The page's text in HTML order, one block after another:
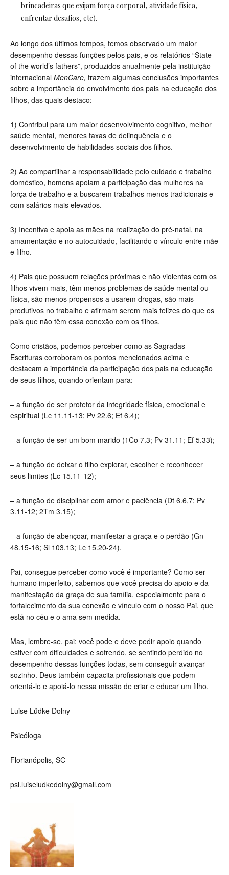
brincadeiras que exijam força corporal, atividade física,
enfrentar desafios, etc).
Ao longo dos últimos tempos, temos observado um maior
desempenho dessas funções pelos pais, e os relatórios “State
of the world’s fathers”, produzidos anualmente pela instituição
internacional MenCare, trazem algumas conclusões importantes
sobre a importância do envolvimento dos pais na educação dos
filhos, das quais destaco:
1) Contribui para um maior desenvolvimento cognitivo, melhor
saúde mental, menores taxas de delinquência e o
desenvolvimento de habilidades sociais dos filhos.
2) Ao compartilhar a responsabilidade pelo cuidado e trabalho
doméstico, homens apoiam a participação das mulheres na
força de trabalho e a buscarem trabalhos menos tradicionais e
com salários mais elevados.
3) Incentiva e apoia as mães na realização do pré-natal, na
amamentação e no autocuidado, facilitando o vínculo entre mãe
e filho.
4) Pais que possuem relações próximas e não violentas com os
filhos vivem mais, têm menos problemas de saúde mental ou
física, são menos propensos a usarem drogas, são mais
produtivos no trabalho e afirmam serem mais felizes do que os
pais que não têm essa conexão com os filhos.
Como cristãos, podemos perceber como as Sagradas
Escrituras corroboram os pontos mencionados acima e
destacam a importância da participação dos pais na educação
de seus filhos, quando orientam para:
– a função de ser protetor da integridade física, emocional e
espiritual (Lc 11.11-13; Pv 22.6; Ef 6.4);
– a função de ser um bom marido (1Co 7.3; Pv 31.11; Ef 5.33);
– a função de deixar o filho explorar, escolher e reconhecer
seus limites (Lc 15.11-12);
– a função de disciplinar com amor e paciência (Dt 6.6,7; Pv
3.11-12; 2Tm 3.15);
– a função de abençoar, manifestar a graça e o perdão (Gn
48.15-16; Sl 103.13; Lc 15.20-24).
Pai, consegue perceber como você é importante? Como ser
humano imperfeito, sabemos que você precisa do apoio e da
manifestação da graça de sua família, especialmente para o
fortalecimento da sua conexão e vínculo com o nosso Pai, que
está no céu e o ama sem medida.
Mas, lembre-se, pai: você pode e deve pedir apoio quando
estiver com dificuldades e sofrendo, se sentindo perdido no
desempenho dessas funções todas, sem conseguir avançar
sozinho. Deus também capacita profissionais que podem
orientá-lo e apoiá-lo nessa missão de criar e educar um filho.
Luise Lüdke Dolny
Psicóloga
Florianópolis, SC
psi.luiseludkedolny@gmail.com